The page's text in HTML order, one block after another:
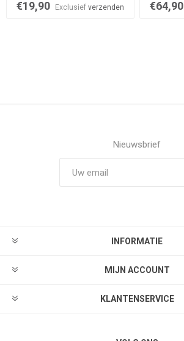
€19,90 Exclusief verzenden €64,90
Nieuwsbrief
INFORMATIE
MIJN ACCOUNT
KLANTENSERVICE